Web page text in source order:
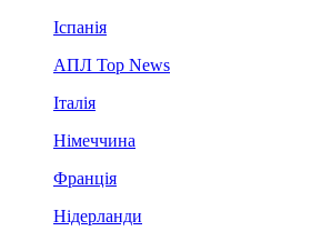
Іспанія
АПЛ Top News
Італія
Німеччина
Франція
Нідерланди